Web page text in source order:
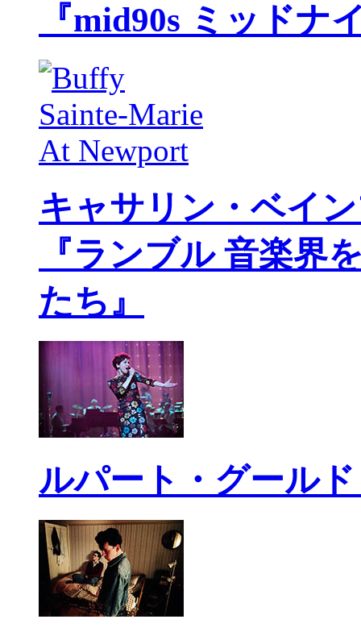
『mid90s ミッドナ
キャサリン・ベイ
『ランブル 音楽界
たち』
ルパート・グール